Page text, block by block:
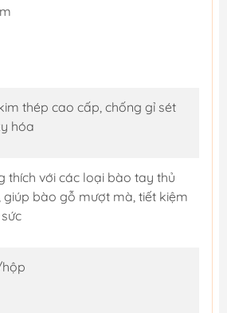
thép cao cấp, chống gỉ sét
hóa
thích với các loại bào tay thủ
giúp bào gỗ mượt mà, tiết kiệm